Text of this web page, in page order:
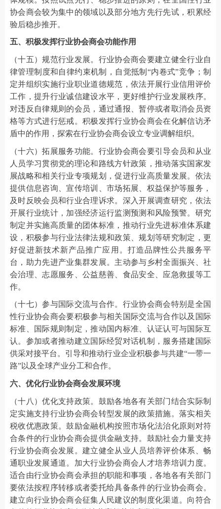
协会商会较为集中的领域以及部分地方先行先试，积累经
验后稳步推开。
五、积极发挥行业协会商会功能作用
（十五）规范行业发展。行业协会商会要建立健全行业自
律管理制度和自律约束机制，自觉抵制“内卷式”竞争；制
定并组织实施行业职业道德规范，依法开展行业信用评价
工作，提升行业诚信建设水平，更好维护行业发展秩序。
对违反自律规则的会员，通过通报、暂停或者取消会员资
格等方式进行惩戒。积极发挥行业协会商会在化解信访矛
盾中的作用，探索在行业协会商会设立专业调解组织。
（十六）拓展服务功能。行业协会商会要引导会员和从业
人员学习贯彻党的理论和路线方针政策，推动落实国家发
展战略和相关行业专项规划，促进行业高质量发展。依法
提供信息咨询、宣传培训、市场拓展、权益保护等服务，
及时反映会员和行业合理诉求。深入开展调查研究，依法
开展行业统计，加强经济运行监测预测和风险预警。研究
制定并实施高质量的团体标准，推动行业先进标准体系建
设，积极参与行业法律法规和政策、规划等研究制定，更
好促进新技术新产品推广应用。打造品牌性公共服务平
台，助力先进产业集群发展。主动参与乡村全面振兴、社
会治理、志愿服务、公益慈善、食品安全、应急救援等工
作。
（十七）参与国际交流与合作。行业协会商会特别是全国
性行业协会商会要积极参与相关国际交流与合作以及国际
标准、国际规则制定，推动国内标准、认证认可与国际互
认。参加或者推动建立国际经贸对话机制，服务搭建国际
供采对接平台。引导和推动行业企业积极参与共建“一带一
路”以及全球产业分工和合作。
六、优化行业协会商会发展环境
（十八）优化支持政策。鼓励各地各有关部门结合实际制
定实施支持行业协会商会转型发展的政策措施。落实相关
税收优惠政策。鼓励金融机构按照市场化法治化原则对符
合条件的行业协会商会提供金融支持。鼓励社会力量支持
行业协会商会发展。建立健全从业人员培养评价体系、畅
通职业发展通道。加大行业协会商会人才培养培训力度。
适合由行业协会商会承担的职能和事项，各地各有关部门
要依法按程序转移或者委托给具备条件的行业协会商会。
建立向行业协会商会征集人民建议的制度化渠道。向符合